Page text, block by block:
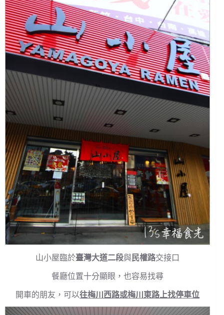
山小屋臨於臺灣大道二段與民權路交接口
餐廳位置十分顯眼，也容易找尋
開車的朋友，可以往梅川西路或梅川東路上找停車位